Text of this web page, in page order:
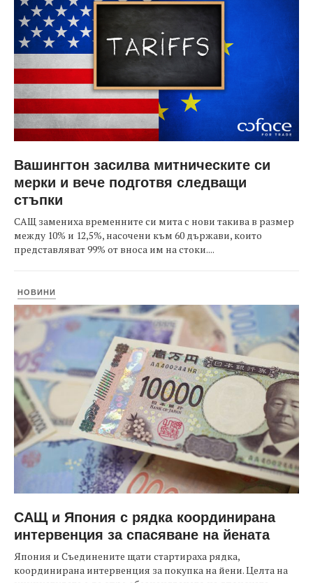
Вашингтон засилва митническите си
мерки и вече подготвя следващи
стъпки
САЩ замениха временните си мита с нови такива в размер
между 10% и 12,5%, насочени към 60 държави, които
представляват 99% от вноса им на стоки....
НОВИНИ
САЩ и Япония с рядка координирана
интервенция за спасяване на йената
Япония и Съединените щати стартираха рядка,
координирана интервенция за покупка на йени. Целта на